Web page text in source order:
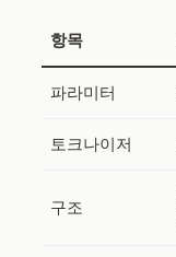
항목
파라미터
토크나이저
구조